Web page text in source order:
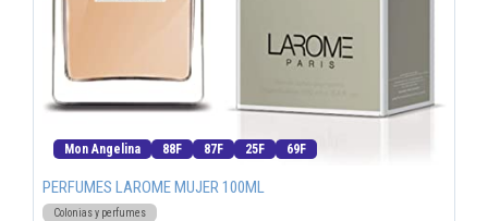
Mon Angelina 88F 87F 25F 69F
PERFUMES LAROME MUJER 100ML
Colonias y perfumes